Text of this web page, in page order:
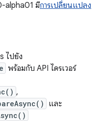
alpha01 มีการเปลี่ยนแปลง
ไปยัง
พร้อมกับ API ไดรเวอร์
,
และ